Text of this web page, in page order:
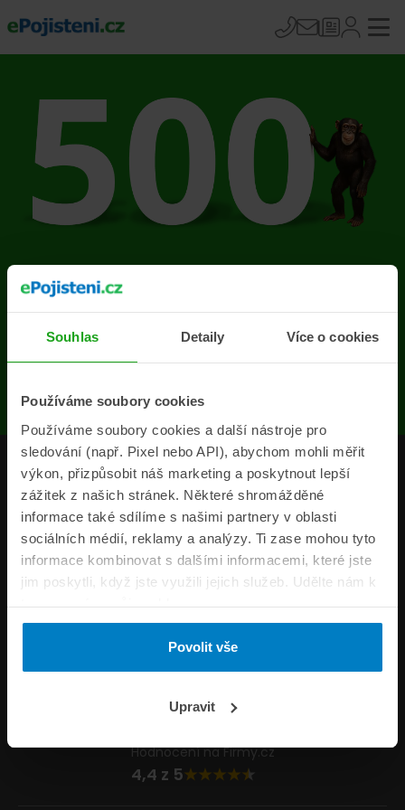
Souhlas Detaily Více o cookies
Používáme soubory cookies
Používáme soubory cookies a další nástroje pro
sledování (např. Pixel nebo API), abychom mohli měřit
výkon, přizpůsobit náš marketing a poskytnout lepší
zážitek z našich stránek. Některé shromážděné
informace také sdílíme s našimi partnery v oblasti
sociálních médií, reklamy a analýzy. Ti zase mohou tyto
informace kombinovat s dalšími informacemi, které jste
jim poskytli, když jste využili jejich služeb. Udělte nám k
tomu prosím svůj souhlas.
Povolit vše
Upravit
Na stránce se vyskytla
chyba
Produkty
Pojišťovny
Informace
ePojisteni.cz
Formuláře
Napište nám
Hodnocení na Firmy.cz
4,4 z 5